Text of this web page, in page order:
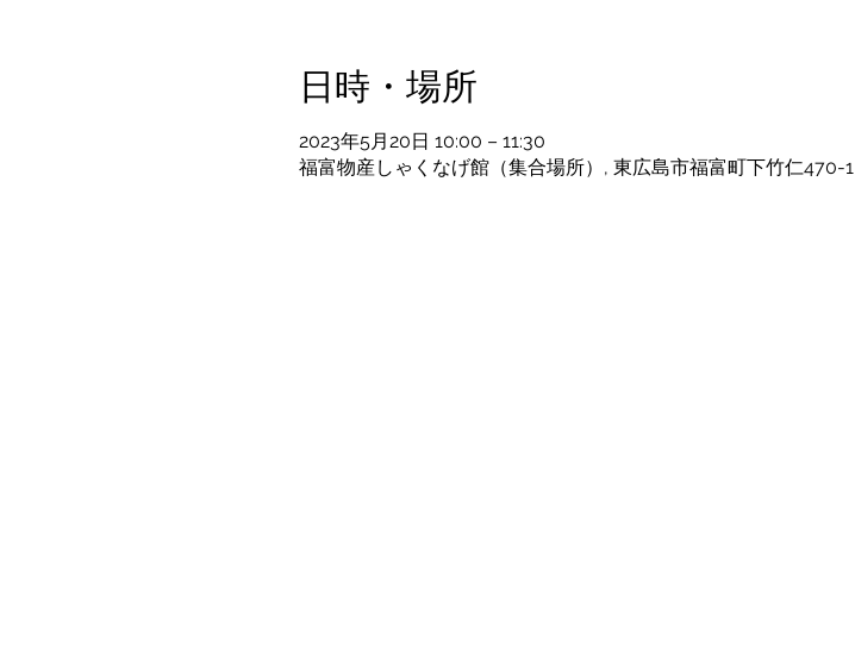
日時・場所
2023年5月20日 10:00 – 11:30
福富物産しゃくなげ館（集合場所）, 東広島市福富町下竹仁470-1